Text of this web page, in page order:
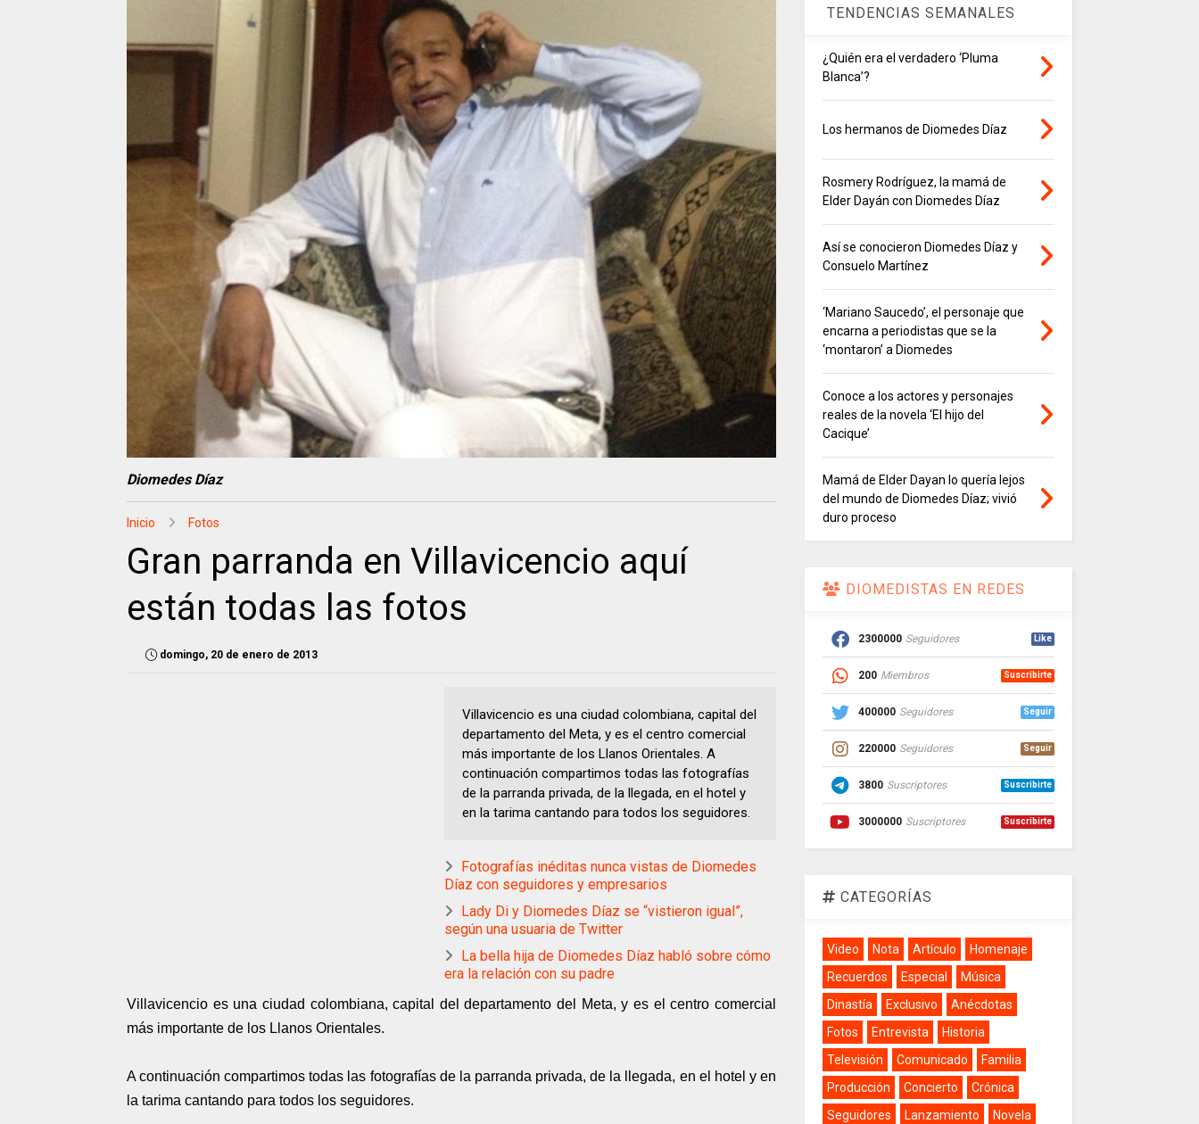
Diomedes Díaz
Inicio Fotos
Gran parranda en Villavicencio aquí
están todas las fotos
domingo, 20 de enero de 2013
Villavicencio es una ciudad colombiana, capital del
departamento del Meta, y es el centro comercial
más importante de los Llanos Orientales. A
continuación compartimos todas las fotografías
de la parranda privada, de la llegada, en el hotel y
en la tarima cantando para todos los seguidores.
Fotografías inéditas nunca vistas de Diomedes
Díaz con seguidores y empresarios
Lady Di y Diomedes Díaz se “vistieron igual”,
según una usuaria de Twitter
La bella hija de Diomedes Díaz habló sobre cómo
era la relación con su padre
Villavicencio es una ciudad colombiana, capital del departamento del Meta, y es el centro comercial
más importante de los Llanos Orientales.
A continuación compartimos todas las fotografías de la parranda privada, de la llegada, en el hotel y en
la tarima cantando para todos los seguidores.
TENDENCIAS SEMANALES
¿Quién era el verdadero ‘Pluma
Blanca’?
Los hermanos de Diomedes Díaz
Rosmery Rodríguez, la mamá de
Elder Dayán con Diomedes Díaz
Así se conocieron Diomedes Díaz y
Consuelo Martínez
‘Mariano Saucedo’, el personaje que
encarna a periodistas que se la
‘montaron’ a Diomedes
Conoce a los actores y personajes
reales de la novela ‘El hijo del
Cacique’
Mamá de Elder Dayan lo quería lejos
del mundo de Diomedes Díaz; vivió
duro proceso
DIOMEDISTAS EN REDES
2300000 Seguidores Like
200 Miembros Suscribirte
400000 Seguidores Seguir
220000 Seguidores Seguir
3800 Suscriptores Suscribirte
3000000 Suscriptores Suscribirte
CATEGORÍAS
Video Nota Artículo
Homenaje
Recuerdos
Especial
Música
Dinastía
Exclusivo
Anécdotas
Fotos
Entrevista
Historia
Televisión
Comunicado
Familia
Producción
Concierto
Crónica
Seguidores
Lanzamiento
Novela